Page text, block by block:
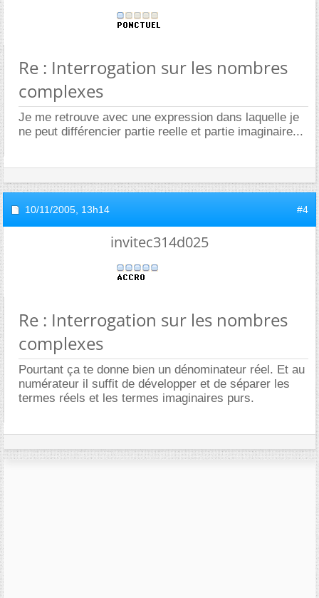
Re : Interrogation sur les nombres
complexes
Je me retrouve avec une expression dans laquelle je
ne peut différencier partie reelle et partie imaginaire...
10/11/2005, 13h14 #4
invitec314d025
Re : Interrogation sur les nombres
complexes
Pourtant ça te donne bien un dénominateur réel. Et au
numérateur il suffit de développer et de séparer les
termes réels et les termes imaginaires purs.